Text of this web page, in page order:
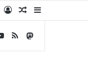
AnmeldenZufälliger
YouTube
RSS